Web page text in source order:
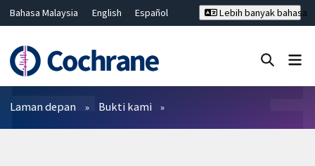
Bahasa Malaysia English
Español
Hrvatski
Deutsch ไทย
繁體中文
简体中文
Lebih banyak bahasa
Penapis
Laman depan Bukti kami